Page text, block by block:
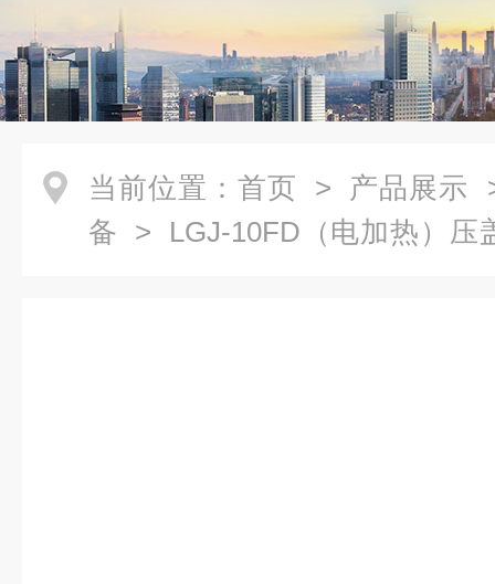
当前位置： 首页 > 产品展示
备 > LGJ-10FD（电加热）压